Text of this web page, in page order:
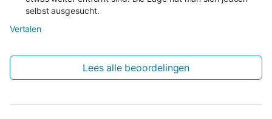
selbst ausgesucht.
Vertalen
Lees alle beoordelingen